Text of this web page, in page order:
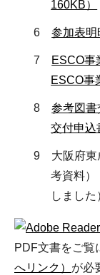
160KB）
6参加表明
7
ESCO事
ESCO事
8参考図書
交付申込
9 大阪府東
考資料
しました
PDF文書をご覧
へリンク） が必